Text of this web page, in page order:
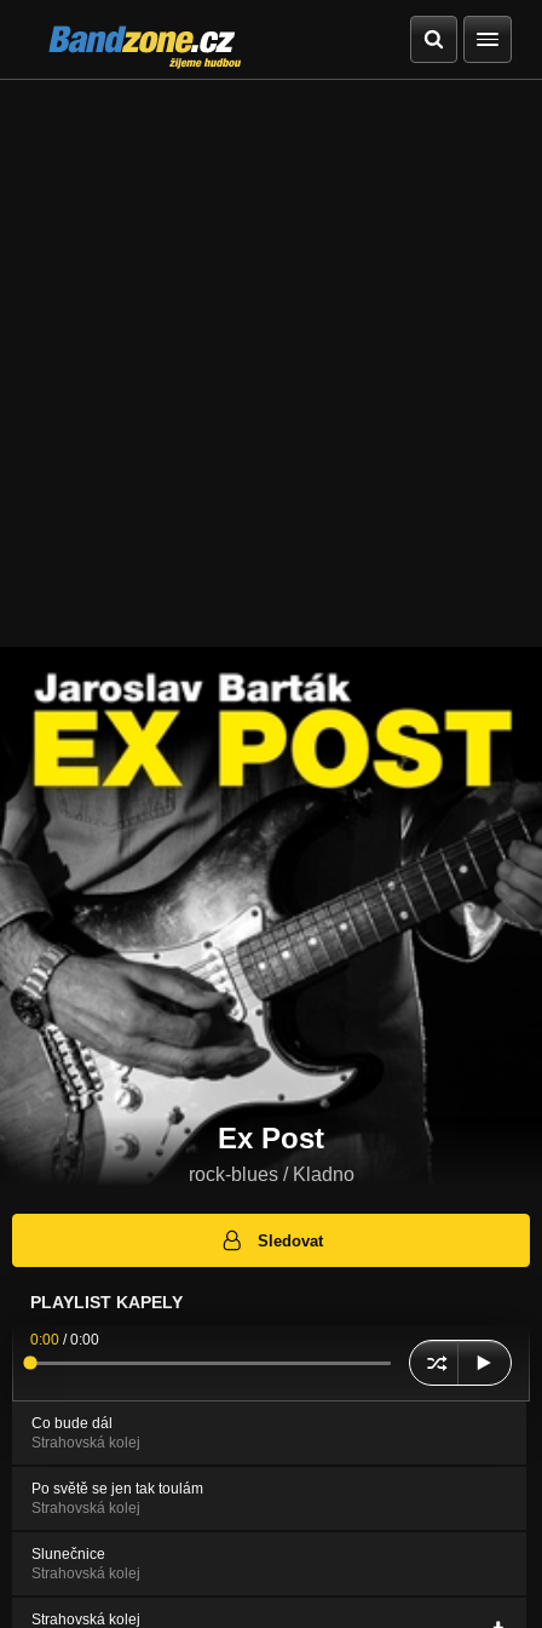
Bandzone.cz
žijeme hudbou
Ex Post
rock-blues / Kladno
Sledovat
PLAYLIST KAPELY
0:00 /0:00
Co bude dál
Strahovská kolej
Po světě se jen tak toulám
Strahovská kolej
Slunečnice
Strahovská kolej
Strahovská kolej